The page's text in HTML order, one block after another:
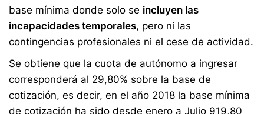
base mínima donde solo se incluyen las
incapacidades temporales, pero ni las
contingencias profesionales ni el cese de actividad.
Se obtiene que la cuota de autónomo a ingresar
corresponderá al 29,80% sobre la base de
cotización, es decir, en el año 2018 la base mínima
de cotización ha sido desde enero a Julio 919,80